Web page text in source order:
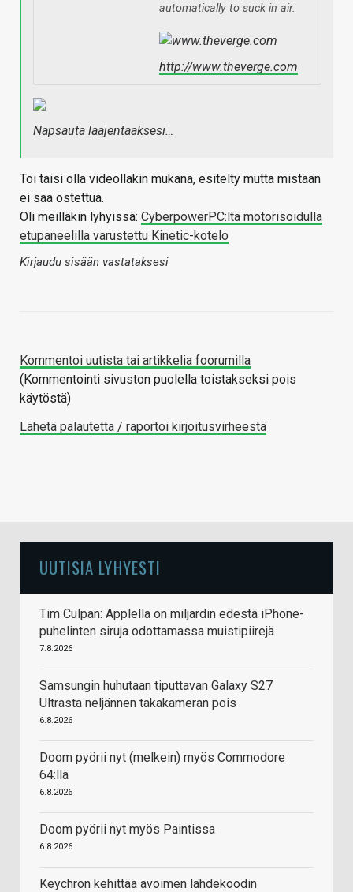
automatically to suck in air.
http://www.theverge.com
Napsauta laajentaaksesi…
Toi taisi olla videollakin mukana, esitelty mutta mistään
ei saa ostettua.
Oli meilläkin lyhyissä: CyberpowerPC:ltä motorisoidulla
etupaneelilla varustettu Kinetic-kotelo
Kirjaudu sisään vastataksesi
Kommentoi uutista tai artikkelia foorumilla
(Kommentointi sivuston puolella toistakseksi pois
käytöstä)
Lähetä palautetta / raportoi kirjoitusvirheestä
UUTISIA LYHYESTI
Tim Culpan: Applella on miljardin edestä iPhone-
puhelinten siruja odottamassa muistipiirejä
7.8.2026
Samsungin huhutaan tiputtavan Galaxy S27
Ultrasta neljännen takakameran pois
6.8.2026
Doom pyörii nyt (melkein) myös Commodore
64:llä
6.8.2026
Doom pyörii nyt myös Paintissa
6.8.2026
Keychron kehittää avoimen lähdekoodin